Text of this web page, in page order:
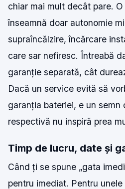
chiar mai mult decât pare.
înseamnă doar autonomie
supraîncălzire, încărcare
care sar nefiresc. Întreabă
garanție separată, cât
Dacă un service evită să
garanția bateriei, e un semn
respectivă nu inspiră prea
Timp de lucru, date și
Când ți se spune „gata
pentru imediat. Pentru